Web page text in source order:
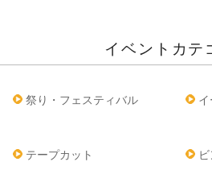
イベントカテ
祭り・フェスティバル
テープカット